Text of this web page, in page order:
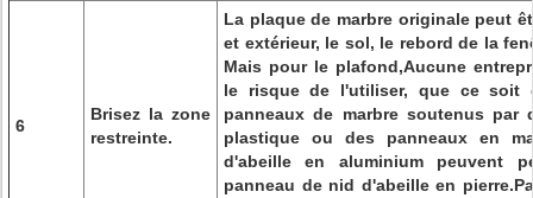
6
Brisez la zone
restreinte.
La plaque de marbre originale peut
et extérieur, le sol, le rebord de la
Mais pour le plafond,Aucune
le risque de l'utiliser, que ce soit
panneaux de marbre soutenus par
plastique ou des panneaux en
d'abeille en aluminium peuvent
panneau de nid d'abeille en